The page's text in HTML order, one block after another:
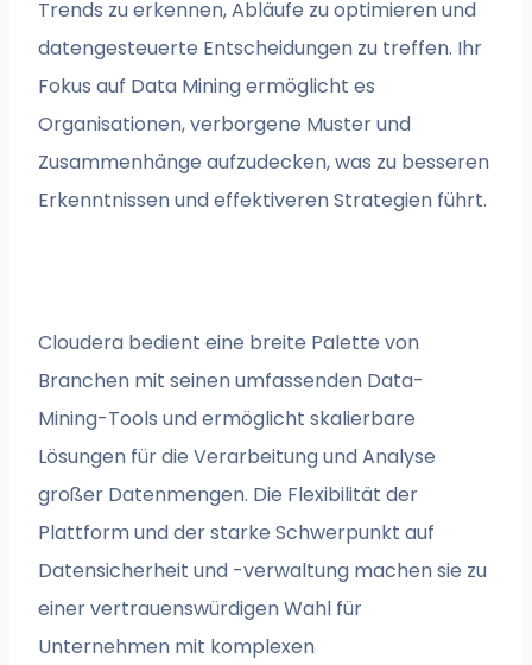
Trends zu erkennen, Abläufe zu optimieren und
datengesteuerte Entscheidungen zu treffen. Ihr
Fokus auf Data Mining ermöglicht es
Organisationen, verborgene Muster und
Zusammenhänge aufzudecken, was zu besseren
Erkenntnissen und effektiveren Strategien führt.
Cloudera bedient eine breite Palette von
Branchen mit seinen umfassenden Data-
Mining-Tools und ermöglicht skalierbare
Lösungen für die Verarbeitung und Analyse
großer Datenmengen. Die Flexibilität der
Plattform und der starke Schwerpunkt auf
Datensicherheit und -verwaltung machen sie zu
einer vertrauenswürdigen Wahl für
Unternehmen mit komplexen